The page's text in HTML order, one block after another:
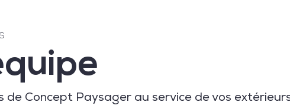
de Concept Paysager au service de vos